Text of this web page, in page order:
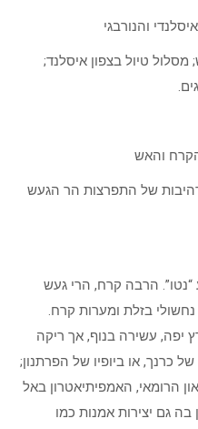
והנורבגי
טיול בצפון איסלנד;
והאש
של התפרצות הר הגעש
הרבה קרח, הרי געש
בזלת ומערות קרח.
יפה, עשירה בנוף, אך ריקה
כרנך, או ביופיו של הפרתנון;
הרומאי, האמפיתיאטרון באל
גם יצירות אמנות כמו